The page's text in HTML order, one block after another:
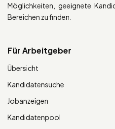
Möglichkeiten, geeignete
Bereichen zu finden.
Für Arbeitgeber
Übersicht
Kandidatensuche
Jobanzeigen
Kandidatenpool